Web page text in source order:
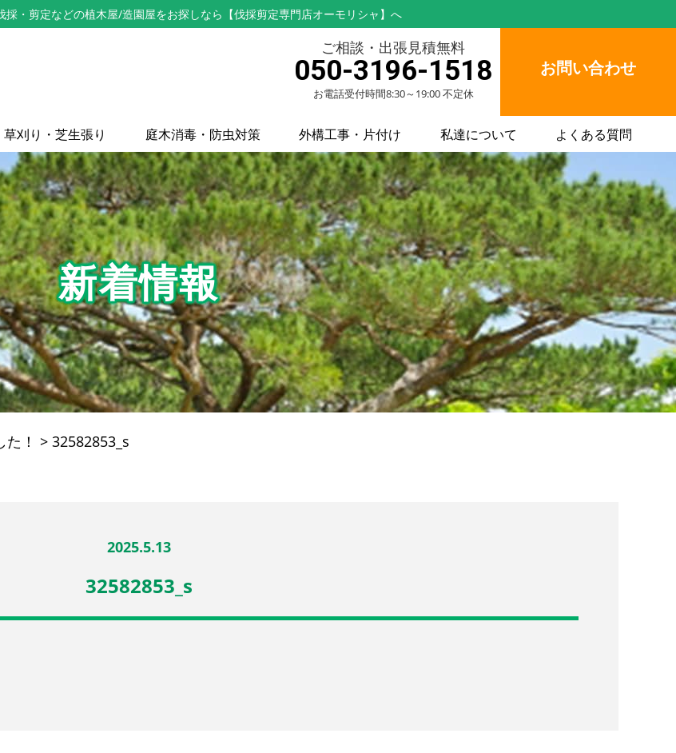
・剪定などの植木屋/造園屋をお探しなら【伐採剪定専門店オーモリシャ】へ
ご相談・出張見積無料
050-3196-1518
お電話受付時間8:30～19:00 不定休
お問い合わせ
草刈り・芝生張り 庭木消毒・防虫対策 外構工事・片付け 私達について よくある質問
新着情報
！ > 32582853_s
2025.5.13
32582853_s